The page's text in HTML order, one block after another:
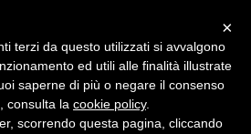
- Consulenza Sportiva
×
terzi da questo utilizzati si avvalgono
ed utili alle finalità illustrate
saperne di più o negare il consenso
consulta la cookie policy.
scorrendo questa pagina, cliccando